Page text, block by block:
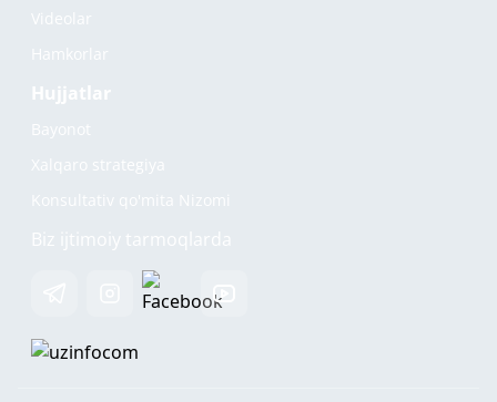
Videolar
Hamkorlar
Hujjatlar
Bayonot
Xalqaro strategiya
Konsultativ qo'mita Nizomi
Biz ijtimoiy tarmoqlarda